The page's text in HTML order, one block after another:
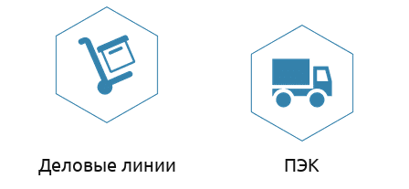
Деловые линии ПЭК